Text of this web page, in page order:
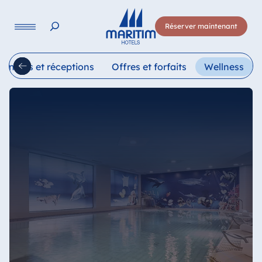
Réserver maintenant
Italiano
et réceptions Offres et forfaits Wellness